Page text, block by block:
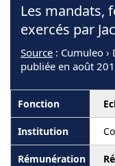
Les mandats,
exercés par
Source : Cumuleo
publiée en août